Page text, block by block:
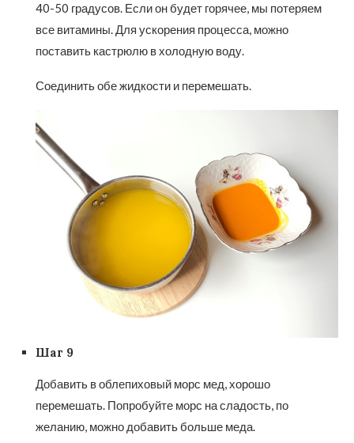
40-50 градусов. Если он будет горячее, мы потеряем
все витамины. Для ускорения процесса, можно
поставить кастрюлю в холодную воду.
Соединить обе жидкости и перемешать.
Шаг 9
Добавить в облепиховый морс мед, хорошо
перемешать. Попробуйте морс на сладость, по
желанию, можно добавить больше меда.